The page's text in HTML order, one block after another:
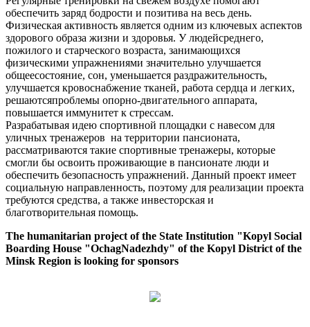
обеспечить заряд бодрости и позитива на весь день.
Физическая активность является одним из ключевых аспектов
здорового образа жизни и здоровья. У людейсреднего,
пожилого и старческого возраста, занимающихся
физическими упражнениями значительно улучшается
общеесостояние, сон, уменьшается раздражительность,
улучшается кровоснабжение тканей, работа сердца и легких,
решаютсяпроблемы опорно-двигательного аппарата,
повышается иммунитет к стрессам.
Разрабатывая идею спортивной площадки с навесом для
уличных тренажеров на территории пансионата,
рассматриваются такие спортивные тренажеры, которые
смогли бы освоить проживающие в пансионате люди и
обеспечить безопасность упражнений. Данный проект имеет
социальную направленность, поэтому для реализации проекта
требуются средства, а также инвесторская и
благотворительная помощь.
The humanitarian project of the State Institution "Kopyl Social
Boarding House "OchagNadezhdy" of the Kopyl District of the
Minsk Region is looking for sponsors